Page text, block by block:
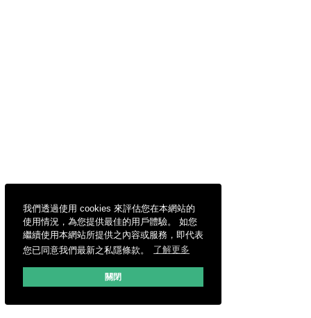
我們透過使用 cookies 來評估您在本網站的
使用情況，為您提供最佳的用戶體驗。 如您
繼續使用本網站所提供之內容或服務，即代表
您已同意我們最新之私隱條款。
了解更多
關閉